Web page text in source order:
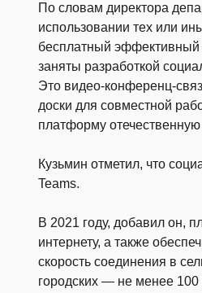
По словам директора
использовании тех или
бесплатный эффективный
заняты разработкой
Это видео-конференц-
доски для совместной
платформу
Кузьмин отметил, что
Teams.
В 2021 году, добавил он,
интернету, а также
скорость соединения в
городских — не менее 100